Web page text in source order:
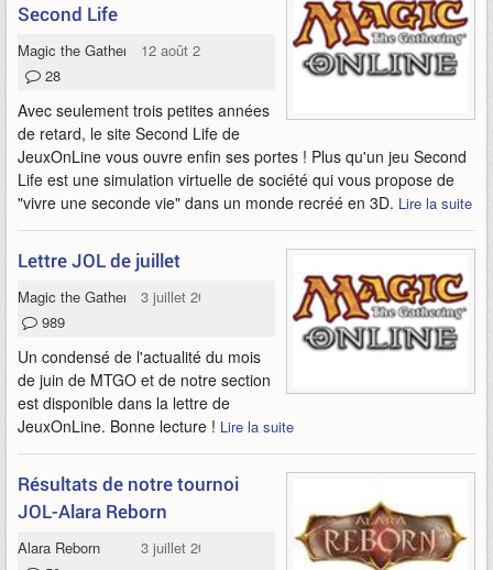
Second Life
Magic the Gathering Online
12 août 2009
28
Avec seulement trois petites années
de retard, le site Second Life de
JeuxOnLine vous ouvre enfin ses portes ! Plus qu'un jeu Second
Life est une simulation virtuelle de société qui vous propose de
"vivre une seconde vie" dans un monde recréé en 3D. Lire la suite
Lettre JOL de juillet
Magic the Gathering Online
3 juillet 2009
989
Un condensé de l'actualité du mois
de juin de MTGO et de notre section
est disponible dans la lettre de
JeuxOnLine. Bonne lecture ! Lire la suite
Résultats de notre tournoi
JOL-Alara Reborn
Alara Reborn
3 juillet 2009